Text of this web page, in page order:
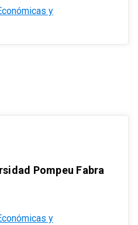
y
Pompeu Fabra
y